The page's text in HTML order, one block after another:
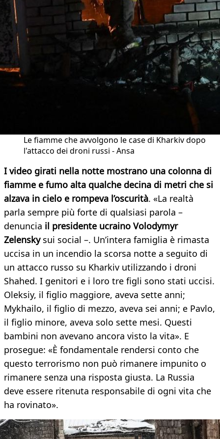
Le fiamme che avvolgono le case di Kharkiv dopo
l'attacco dei droni russi - Ansa
I video girati nella notte mostrano una colonna di
fiamme e fumo alta qualche decina di metri che si
alzava in cielo e rompeva l’oscurità. «La realtà
parla sempre più forte di qualsiasi parola –
denuncia il presidente ucraino Volodymyr
Zelensky sui social –. Un’intera famiglia è rimasta
uccisa in un incendio la scorsa notte a seguito di
un attacco russo su Kharkiv utilizzando i droni
Shahed. I genitori e i loro tre figli sono stati uccisi.
Oleksiy, il figlio maggiore, aveva sette anni;
Mykhailo, il figlio di mezzo, aveva sei anni; e Pavlo,
il figlio minore, aveva solo sette mesi. Questi
bambini non avevano ancora visto la vita». E
prosegue: «È fondamentale rendersi conto che
questo terrorismo non può rimanere impunito o
rimanere senza una risposta giusta. La Russia
deve essere ritenuta responsabile di ogni vita che
ha rovinato».